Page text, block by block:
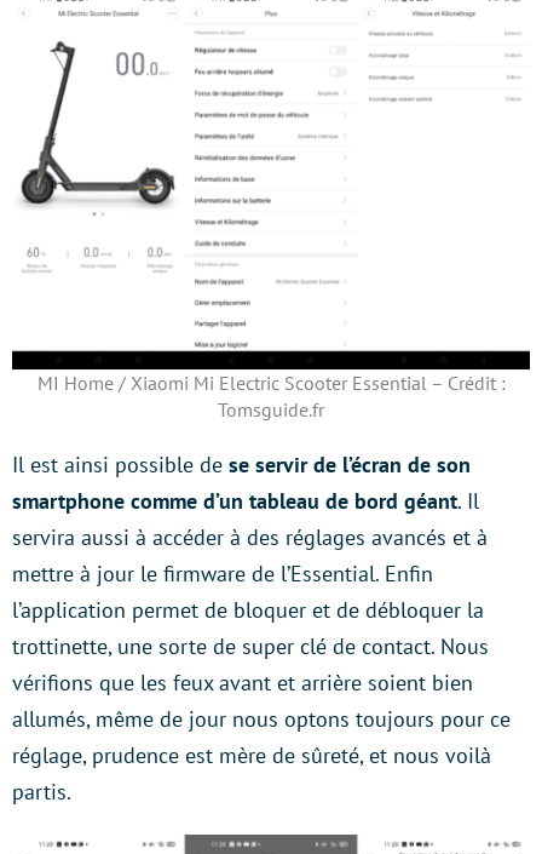
MI Home / Xiaomi Mi Electric Scooter Essential – Crédit :
Tomsguide.fr
Il est ainsi possible de se servir de l’écran de son
smartphone comme d’un tableau de bord géant. Il
servira aussi à accéder à des réglages avancés et à
mettre à jour le firmware de l’Essential. Enfin
l’application permet de bloquer et de débloquer la
trottinette, une sorte de super clé de contact. Nous
vérifions que les feux avant et arrière soient bien
allumés, même de jour nous optons toujours pour ce
réglage, prudence est mère de sûreté, et nous voilà
partis.